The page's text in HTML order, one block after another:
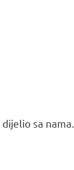
sa nama.